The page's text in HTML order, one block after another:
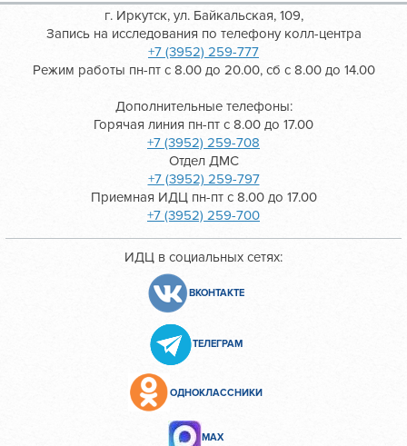
г. Иркутск, ул. Байкальская, 109,
Запись на исследования по телефону колл-центра
+7 (3952) 259-777
Режим работы пн-пт с 8.00 до 20.00, сб с 8.00 до 14.00
Дополнительные телефоны:
Горячая линия пн-пт с 8.00 до 17.00
+7 (3952) 259-708
Отдел ДМС
+7 (3952) 259-797
Приемная ИДЦ пн-пт с 8.00 до 17.00
+7 (3952) 259-700
ИДЦ в социальных сетях:
ВКОНТАКТЕ
ТЕЛЕГРАМ
ОДНОКЛАССНИКИ
МАХ